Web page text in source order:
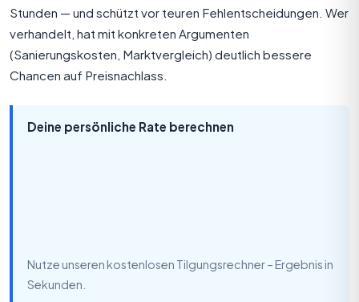
Stunden — und schützt vor teuren Fehlentscheidungen. Wer
verhandelt, hat mit konkreten Argumenten
(Sanierungskosten, Marktvergleich) deutlich bessere
Chancen auf Preisnachlass.
Deine persönliche Rate berechnen
Nutze unseren kostenlosen Tilgungsrechner – Ergebnis in
Sekunden.